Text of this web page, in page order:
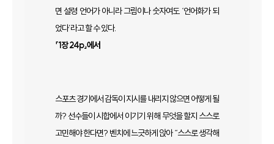
면 설령 언어가 아니라 그림이나 숫자여도 ‘언어화가 되
었다’라고 할 수 있다.
「1장 24p」에서
스포츠 경기에서 감독이 지시를 내리지 않으면 어떻게 될
까? 선수들이 시합에서 이기기 위해 무엇을 할지 스스로
고민해야 한다면? 벤치에 느긋하게 앉아 “스스로 생각해